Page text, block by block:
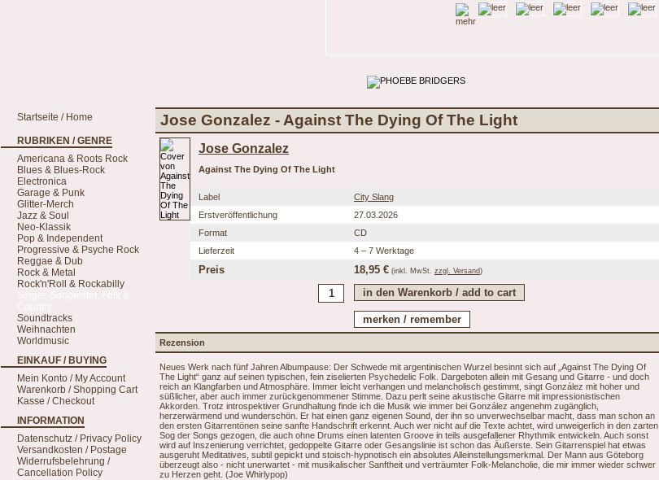
Startseite / Home
RUBRIKEN / GENRE
Americana & Roots Rock
Blues & Blues-Rock
Electronica
Garage & Punk
Glitter-Merch
Jazz & Soul
Neo-Klassik
Pop & Independent
Progressive & Psyche Rock
Reggae & Dub
Rock & Metal
Rock'n'Roll & Rockabilly
Soundtracks
Weihnachten
Worldmusic
EINKAUF / BUYING
Mein Konto / My Account
Warenkorb / Shopping Cart
Kasse / Checkout
INFORMATION
Datenschutz / Privacy Policy
Versandkosten / Postage
Widerrufsbelehrung /
Cancellation Policy
Jose Gonzalez - Against The Dying Of The Light
Jose Gonzalez
Against The Dying Of The Light
Label
City Slang
Erstveröffentlichung
27.03.2026
Format
CD
Lieferzeit
4 – 7 Werktage
Preis 18,95 € (inkl. MwSt. zzgl. Versand)
Rezension
Neues Werk nach fünf Jahren Albumpause: Der Schwede mit argentinischen Wurzel besinnt sich auf „Against The Dying Of
The Light“ ganz auf seinen typischen, fein ziselierten Psychedelic Folk. Dargeboten allein mit Gesang und Gitarre - und doch
reich an Klangfarben und Atmosphäre. Immer leicht verhangen und melancholisch gestimmt, singt González mit hoher und
süßlicher, aber auch immer zurückgenommener Stimme. Dazu perlt seine akustische Gitarre mit impressionistischen
Akkorden. Trotz introspektiver Grundhaltung finde ich die Musik wie immer bei González angenehm zugänglich,
herzerwärmend und wunderschön. Er hat einen ganz eigenen Sound, der ihn so unverwechselbar macht, dass man schon an
den ersten Gitarrentönen seine sanfte Handschrift erkennt. Auch wer nicht auf die Texte achtet, wird unweigerlich in den zarten
Sog der Songs gezogen, die auch ohne Drums einen latenten Groove in teils ausgefallener Rhythmik entwickeln. Auch sonst
wird auf Inszenierung verrichtet, gedoppelte Gitarre oder Gesangslinie ist schon das Äußerste. Sein Gitarrenspiel hat etwas
ausgeruht Meditatives, subtil gepickt und stoisch-hypnotisch ein absolutes Alleinstellungsmerkmal. Der Mann aus Göteborg
überzeugt also - nicht unerwartet - mit musikalischer Sanftheit und verträumter Folk-Melancholie, die mir immer wieder schwer
zu Herzen geht. (Joe Whirlypop)